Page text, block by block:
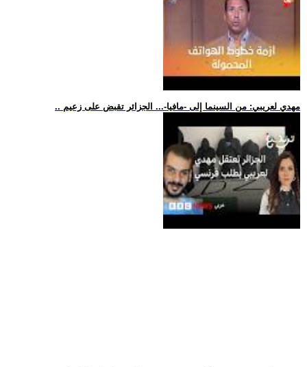
.. مهدي لعريبي: من السينما إلى -مافيا-... الجزائر تقبض على زعيم